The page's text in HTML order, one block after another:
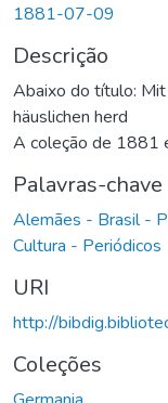
1881-07-09
Descrição
Abaixo do título:
häuslichen herd
A coleção de 1881
Palavras-chave
Alemães - Brasil -
Cultura - Periódicos
URI
http://
Coleções